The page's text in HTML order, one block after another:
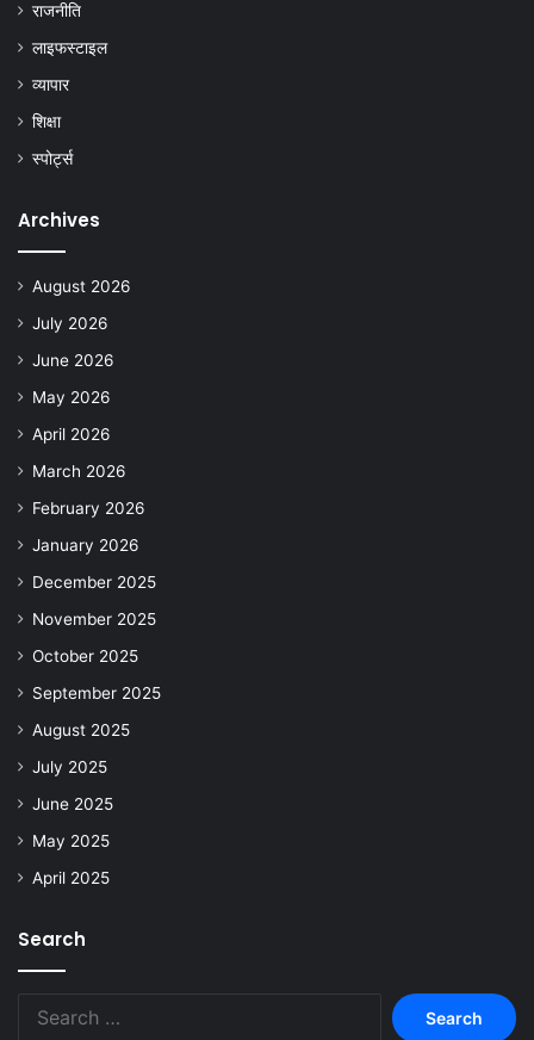
राजनीति
लाइफस्टाइल
व्यापार
शिक्षा
स्पोर्ट्स
Archives
August 2026
July 2026
June 2026
May 2026
April 2026
March 2026
February 2026
January 2026
December 2025
November 2025
October 2025
September 2025
August 2025
July 2025
June 2025
May 2025
April 2025
Search